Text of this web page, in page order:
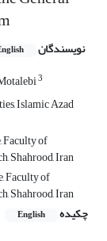
نویسندگان
3
Islamic Azad
Faculty of
Shahrood, Iran
Faculty of
Shahrood, Iran
چکیده
English